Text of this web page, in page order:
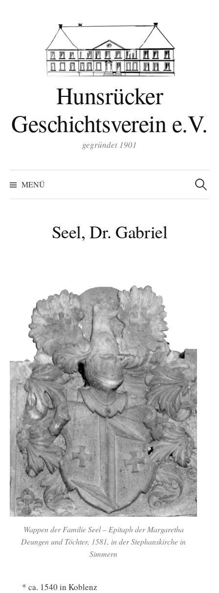
Hunsrücker
Geschichtsverein e.V.
gegründet 1901
MENÜ
Suchen
nach:
Seel, Dr. Gabriel
Wappen der Familie Seel – Epitaph der Margaretha
Deungen und Töchter, 1581, in der Stephanskirche in
Simmern
* ca. 1540 in Koblenz